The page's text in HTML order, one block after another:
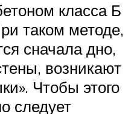
класса Б
таком методе,
сначала дно,
возникают
Чтобы этого
следует